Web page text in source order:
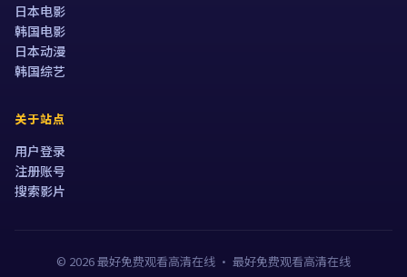
日本电影
韩国电影
日本动漫
韩国综艺
关于站点
用户登录
注册账号
搜索影片
© 2026最好免费观看高清在线 · 最好免费观看高清在线